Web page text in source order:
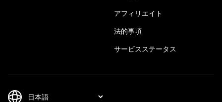
アフィリエイト
法的事項
サービスステータス